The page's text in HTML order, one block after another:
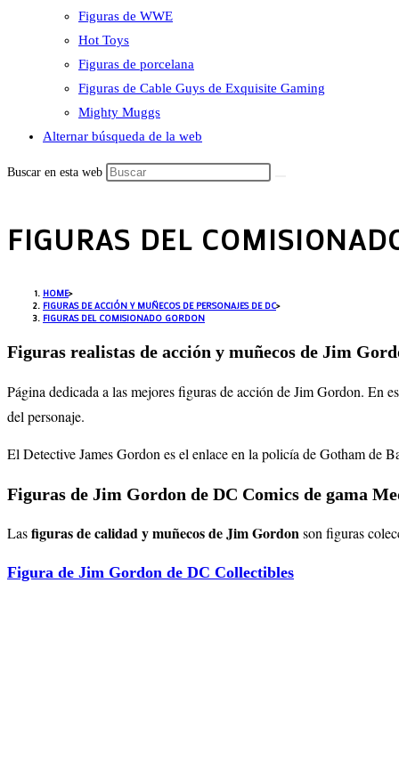
Figuras de WWE
Hot Toys
Figuras de porcelana
Figuras de Cable Guys de Exquisite Gaming
Mighty Muggs
Alternar búsqueda de la web
Buscar en esta web
FIGURAS DEL
HOME>
FIGURAS DE ACCIÓN Y MUÑECOS DE PERSONAJES DE DC>
FIGURAS DEL COMISIONADO GORDON
Figuras realistas de acción y muñecos de Jim
Página dedicada a las mejores figuras de acción de Jim Gordon. En
del personaje.
El Detective James Gordon es el enlace en la policía de Gotham de
Figuras de Jim Gordon de DC Comics de gama
Lasfiguras de calidad y muñecos de Jim Gordonson figuras
Figura de Jim Gordon de DC Collectibles